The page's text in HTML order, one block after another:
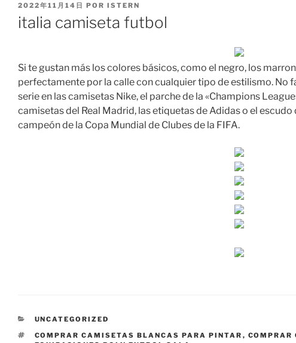
PUBLICADO
EL
2022年11月14日 POR ISTERN
italia camiseta futbol
Si te gustan más los colores básicos, como el negro, los
perfectamente por la calle con cualquier tipo de estilismo. No
serie en las camisetas Nike, el parche de la «Champions
camisetas del Real Madrid, las etiquetas de Adidas o el
campeón de la Copa Mundial de Clubes de la FIFA.
CATEGORÍAS
UNCATEGORIZED
ETIQUETAS
COMPRAR CAMISETAS BLANCAS PARA PINTAR , COMPRAR